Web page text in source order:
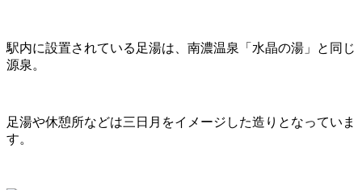
駅内に設置されている足湯は、南濃温泉「水晶の湯」と同じ
源泉。
足湯や休憩所などは三日月をイメージした造りとなっていま
す。